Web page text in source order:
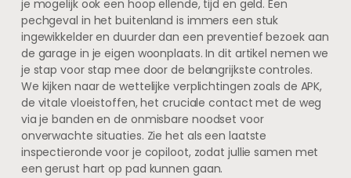
je mogelijk ook een hoop ellende, tijd en geld. Een
pechgeval in het buitenland is immers een stuk
ingewikkelder en duurder dan een preventief bezoek aan
de garage in je eigen woonplaats. In dit artikel nemen we
je stap voor stap mee door de belangrijkste controles.
We kijken naar de wettelijke verplichtingen zoals de APK,
de vitale vloeistoffen, het cruciale contact met de weg
via je banden en de onmisbare noodset voor
onverwachte situaties. Zie het als een laatste
inspectieronde voor je copiloot, zodat jullie samen met
een gerust hart op pad kunnen gaan.